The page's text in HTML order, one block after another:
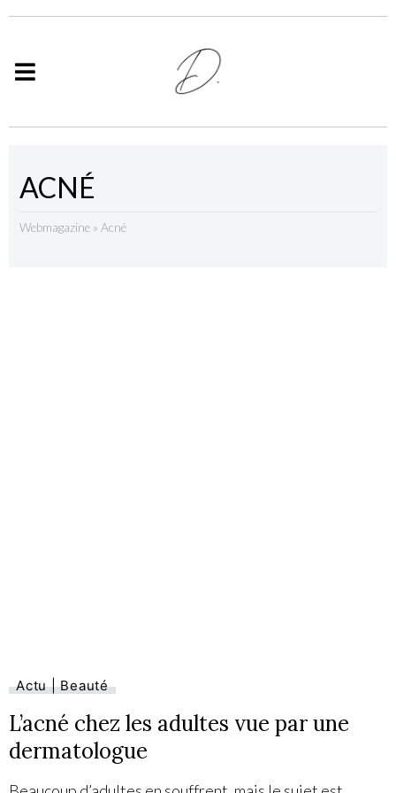
Actu | Beauté
L’acné chez les adultes vue par une
dermatologue
ACNÉ
Webmagazine » Acné